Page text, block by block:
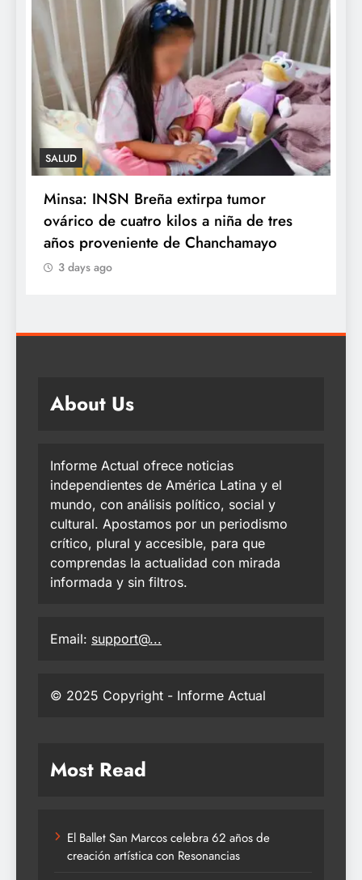
SALUD
Minsa: INSN Breña extirpa tumor
ovárico de cuatro kilos a niña de tres
años proveniente de Chanchamayo
3 days ago
About Us
Informe Actual ofrece noticias
independientes de América Latina y el
mundo, con análisis político, social y
cultural. Apostamos por un periodismo
crítico, plural y accesible, para que
comprendas la actualidad con mirada
informada y sin filtros.
Email: support@...
© 2025 Copyright - Informe Actual
Most Read
El Ballet San Marcos celebra 62 años de
creación artística con Resonancias